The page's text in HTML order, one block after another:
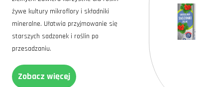
żywe kultury mikroflory i składniki
mineralne. Ułatwia przyjmowanie się
starszych sadzonek i roślin po
przesadzaniu.
Zobacz więcej